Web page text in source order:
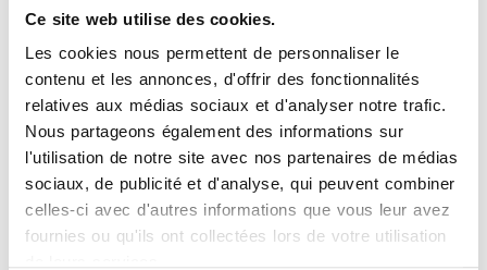
Ce site web utilise des cookies.
Les cookies nous permettent de personnaliser le
contenu et les annonces, d'offrir des fonctionnalités
relatives aux médias sociaux et d'analyser notre trafic.
Nous partageons également des informations sur
l'utilisation de notre site avec nos partenaires de médias
sociaux, de publicité et d'analyse, qui peuvent combiner
celles-ci avec d'autres informations que vous leur avez
fournies ou qu'ils ont collectées lors de votre utilisation
du centre de Montchanin, expérimentés
et surspécialisés, veillent à la qualité du
diagnostic et au confort du patient. Le
réseau Vidi associe expertise
scientifique, matériel de pointe et
approche humaine. À Montchanin,
l'échographie se pratique dans un
environnement serein et attentif,
garantissant rigueur, sécurité et écoute.